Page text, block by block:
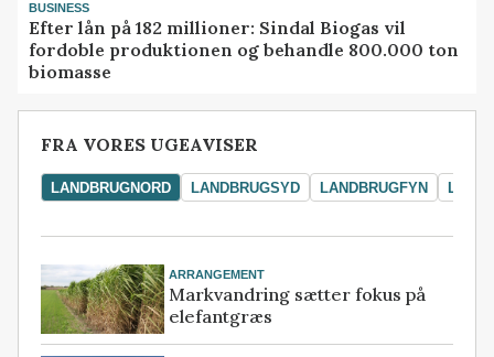
BUSINESS
Efter lån på 182 millioner: Sindal Biogas vil
fordoble produktionen og behandle 800.000 ton
biomasse
FRA VORES UGEAVISER
LANDBRUGNORD LANDBRUGSYD LANDBRUGFYN
ARRANGEMENT
Markvandring sætter fokus på
elefantgræs